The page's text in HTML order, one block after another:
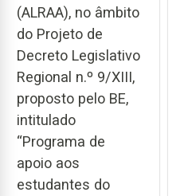
(ALRAA), no âmbito
do Projeto de
Decreto Legislativo
Regional n.º 9/XIII,
proposto pelo BE,
intitulado
“Programa de
apoio aos
estudantes do